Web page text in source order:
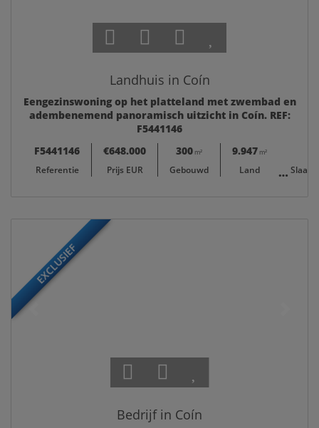
Landhuis in Coín
Eengezinswoning op het platteland met zwembad en
adembenemend panoramisch uitzicht in Coín. REF:
F5441146
F5441146
Referentie
€648.000
Prijs EUR
300 m²
Gebouwd
9.947 m²
Land
EXCLUSIEF
Bedrijf in Coín